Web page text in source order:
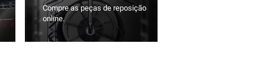
Compre as peças de reposição
online.